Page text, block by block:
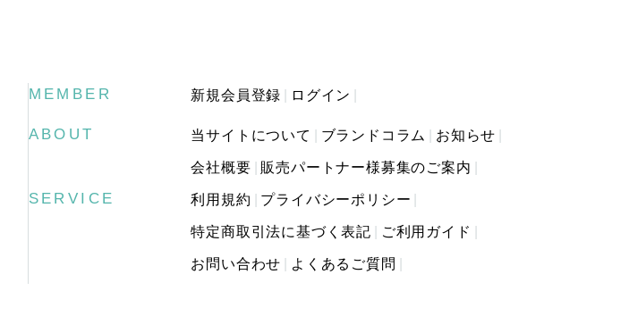
MEMBER 新規会員登録 ログイン
ABOUT 当サイトについて ブランドコラム お知らせ
会社概要 販売パートナー様募集のご案内
SERVICE 利用規約 プライバシーポリシー
特定商取引法に基づく表記 ご利用ガイド
お問い合わせ よくあるご質問